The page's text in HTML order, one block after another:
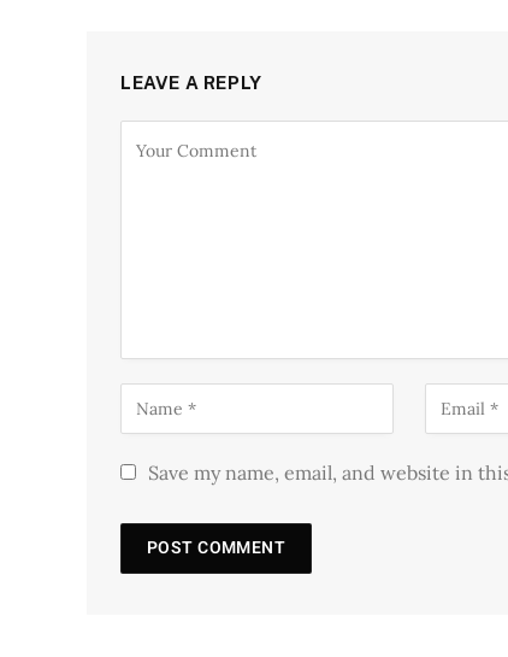
LEAVE A REPLY
Save my name, email, and website in